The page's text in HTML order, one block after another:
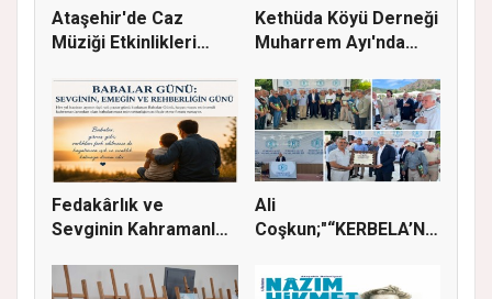
Ataşehir'de Caz
Müziği Etkinlikleri
Kethüda Köyü Derneği
Muharrem Ayı'nda
Fedakârlık ve
Sevginin Kahramanları
Ali
Coşkun;"“KERBELA’NIN
HA...